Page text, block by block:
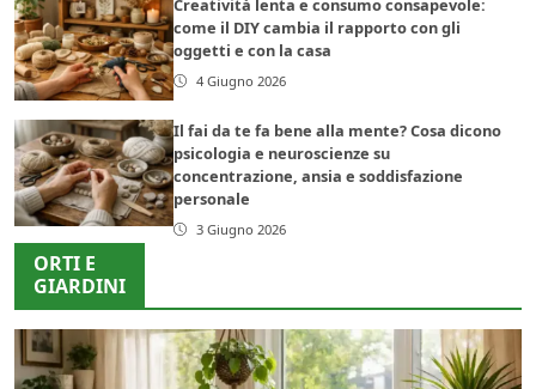
Creatività lenta e consumo consapevole:
come il DIY cambia il rapporto con gli
oggetti e con la casa
4 Giugno 2026
Il fai da te fa bene alla mente? Cosa dicono
psicologia e neuroscienze su
concentrazione, ansia e soddisfazione
personale
3 Giugno 2026
ORTI E
GIARDINI